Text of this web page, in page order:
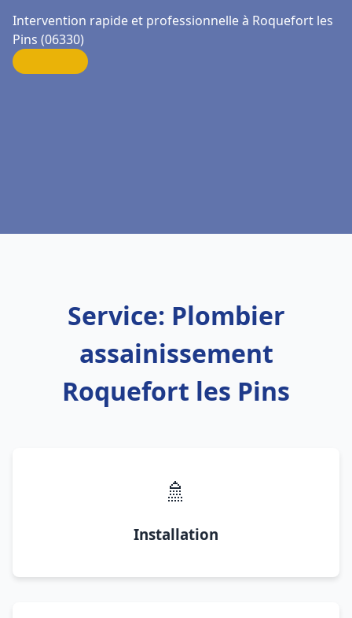
Intervention rapide et professionnelle à Roquefort les
Pins (06330)
Service: Plombier
assainissement
Roquefort les Pins
🚿
Installation